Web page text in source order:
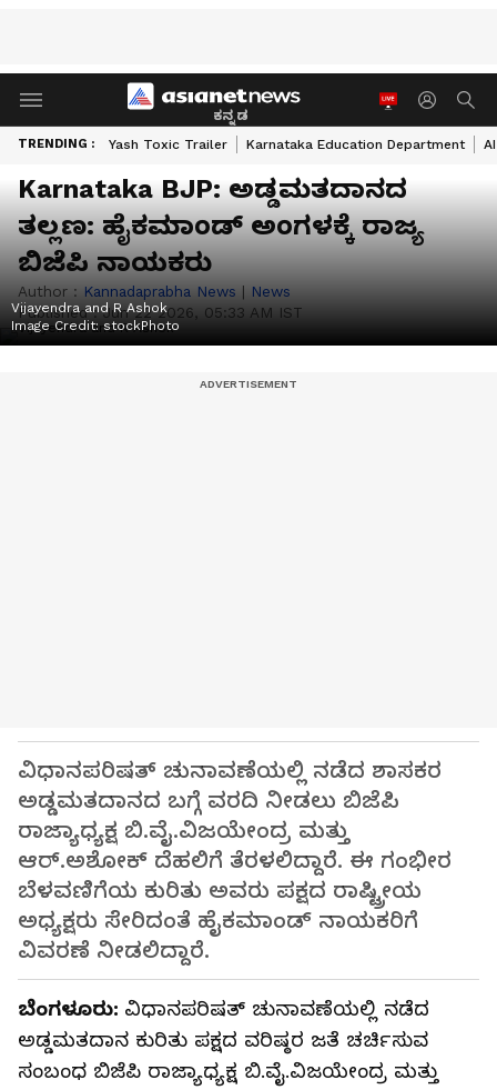
ಕನ್ನಡ
TRENDING : Yash Toxic Trailer Karnataka Education Department
Karnataka BJP: ಅಡ್ಡಮತದಾನದ
ತಲ್ಲಣ: ಹೈಕಮಾಂಡ್ ಅಂಗಳಕ್ಕೆ ರಾಜ್ಯ
ಬಿಜೆಪಿ ನಾಯಕರು
Author : Kannadaprabha News | News
Published :Jun 22 2026, 05:33 AM IST
Vijayendra and R Ashok
Image Credit:stockPhoto
ವಿಧಾನಪರಿಷತ್ ಚುನಾವಣೆಯಲ್ಲಿ ನಡೆದ ಶಾಸಕರ
ಅಡ್ಡಮತದಾನದ ಬಗ್ಗೆ ವರದಿ ನೀಡಲು ಬಿಜೆಪಿ
ರಾಜ್ಯಾಧ್ಯಕ್ಷ ಬಿ.ವೈ.ವಿಜಯೇಂದ್ರ ಮತ್ತು
ಆರ್.ಅಶೋಕ್ ದೆಹಲಿಗೆ ತೆರಳಲಿದ್ದಾರೆ. ಈ ಗಂಭೀರ
ಬೆಳವಣಿಗೆಯ ಕುರಿತು ಅವರು ಪಕ್ಷದ ರಾಷ್ಟ್ರೀಯ
ಅಧ್ಯಕ್ಷರು ಸೇರಿದಂತೆ ಹೈಕಮಾಂಡ್ ನಾಯಕರಿಗೆ
ವಿವರಣೆ ನೀಡಲಿದ್ದಾರೆ.
ಬೆಂಗಳೂರು: ವಿಧಾನಪರಿಷತ್ ಚುನಾವಣೆಯಲ್ಲಿ ನಡೆದ
ಅಡ್ಡಮತದಾನ ಕುರಿತು ಪಕ್ಷದ ವರಿಷ್ಠರ ಜತೆ ಚರ್ಚಿಸುವ
ಸಂಬಂಧ ಬಿಜೆಪಿ ರಾಜ್ಯಾಧ್ಯಕ್ಷ ಬಿ.ವೈ.ವಿಜಯೇಂದ್ರ ಮತ್ತು